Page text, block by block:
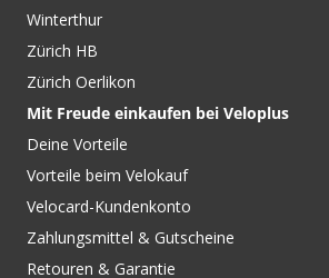
Winterthur
Zürich HB
Zürich Oerlikon
Mit Freude einkaufen bei Veloplus
Deine Vorteile
Vorteile beim Velokauf
Velocard-Kundenkonto
Zahlungsmittel & Gutscheine
Retouren & Garantie